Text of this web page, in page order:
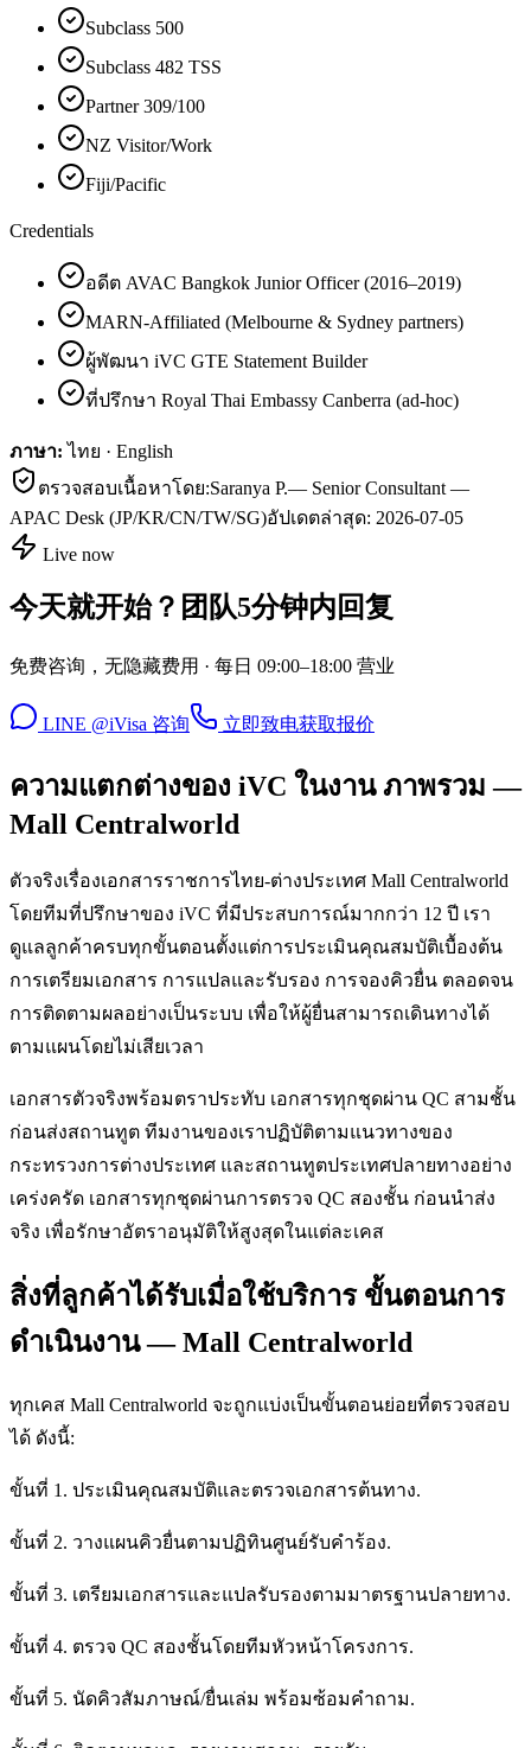
Subclass 500
Subclass 482 TSS
Partner 309/100
NZ Visitor/Work
Fiji/Pacific
Credentials
อดีต AVAC Bangkok Junior Officer (2016–2019)
MARN-Affiliated (Melbourne & Sydney partners)
ผู้พัฒนา iVC GTE Statement Builder
ที่ปรึกษา Royal Thai Embassy Canberra (ad-hoc)
ภาษา: ไทย · English
ตรวจสอบเนื้อหาโดย:Saranya P.— Senior Consultant —
APAC Desk (JP/KR/CN/TW/SG)อัปเดตล่าสุด: 2026-07-05
Live now
今天就开始？团队5分钟内回复
免费咨询，无隐藏费用 · 每日 09:00–18:00 营业
LINE @iVisa 咨询 立即致电获取报价
ความแตกต่างของ iVC ในงาน ภาพรวม —
Mall Centralworld
ตัวจริงเรื่องเอกสารราชการไทย-ต่างประเทศ Mall Centralworld
โดยทีมที่ปรึกษาของ iVC ที่มีประสบการณ์มากกว่า 12 ปี เรา
ดูแลลูกค้าครบทุกขั้นตอนตั้งแต่การประเมินคุณสมบัติเบื้องต้น
การเตรียมเอกสาร การแปลและรับรอง การจองคิวยื่น ตลอดจน
การติดตามผลอย่างเป็นระบบ เพื่อให้ผู้ยื่นสามารถเดินทางได้
ตามแผนโดยไม่เสียเวลา
เอกสารตัวจริงพร้อมตราประทับ เอกสารทุกชุดผ่าน QC สามชั้น
ก่อนส่งสถานทูต ทีมงานของเราปฏิบัติตามแนวทางของ
กระทรวงการต่างประเทศ และสถานทูตประเทศปลายทางอย่าง
เคร่งครัด เอกสารทุกชุดผ่านการตรวจ QC สองชั้น ก่อนนำส่ง
จริง เพื่อรักษาอัตราอนุมัติให้สูงสุดในแต่ละเคส
สิ่งที่ลูกค้าได้รับเมื่อใช้บริการ ขั้นตอนการ
ดำเนินงาน — Mall Centralworld
ทุกเคส Mall Centralworld จะถูกแบ่งเป็นขั้นตอนย่อยที่ตรวจสอบ
ได้ ดังนี้:
ขั้นที่ 1. ประเมินคุณสมบัติและตรวจเอกสารต้นทาง.
ขั้นที่ 2. วางแผนคิวยื่นตามปฏิทินศูนย์รับคำร้อง.
ขั้นที่ 3. เตรียมเอกสารและแปลรับรองตามมาตรฐานปลายทาง.
ขั้นที่ 4. ตรวจ QC สองชั้นโดยทีมหัวหน้าโครงการ.
ขั้นที่ 5. นัดคิวสัมภาษณ์/ยื่นเล่ม พร้อมซ้อมคำถาม.